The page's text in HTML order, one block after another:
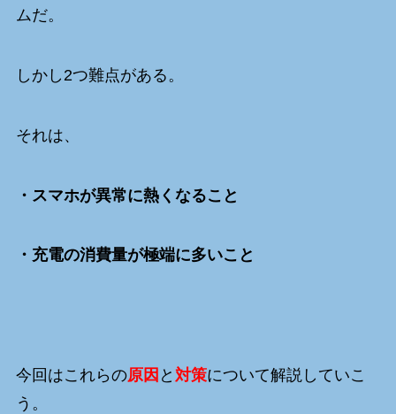
ムだ。
しかし2つ難点がある。
それは、
・スマホが異常に熱くなること
・充電の消費量が極端に多いこと
今回はこれらの原因 と 対策について解説していこ
う。